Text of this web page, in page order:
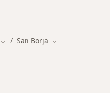
Cambiar de ciudad
San Borja Cambiar de ciudad